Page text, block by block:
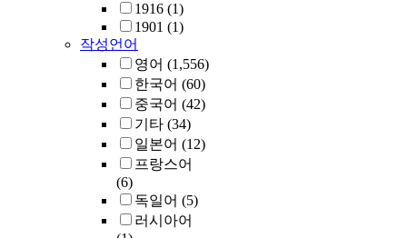
1916 (1)
1901 (1)
작성언어
영어 (1,556)
한국어 (60)
중국어 (42)
기타 (34)
일본어 (12)
프랑스어
(6)
독일어 (5)
러시아어